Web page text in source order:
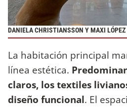
DANIELA CHRISTIANSSON Y MAXI LÓPEZ
La habitación principal
línea estética.
claros, los textiles
diseño funcional. El